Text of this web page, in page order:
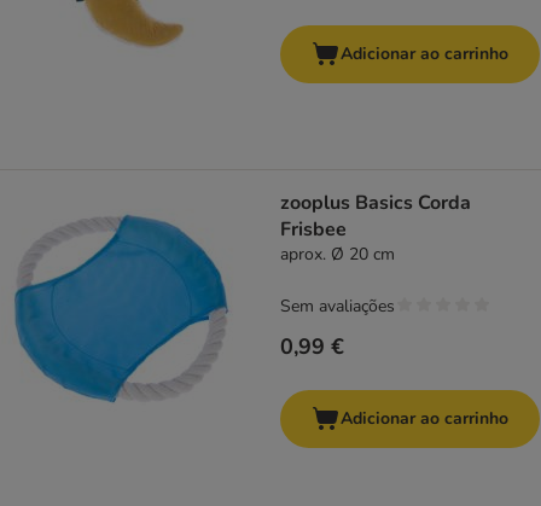
Adicionar ao carrinho
zooplus Basics Corda
Frisbee
aprox. Ø 20 cm
0,99 €
Sem avaliações
Adicionar ao carrinho